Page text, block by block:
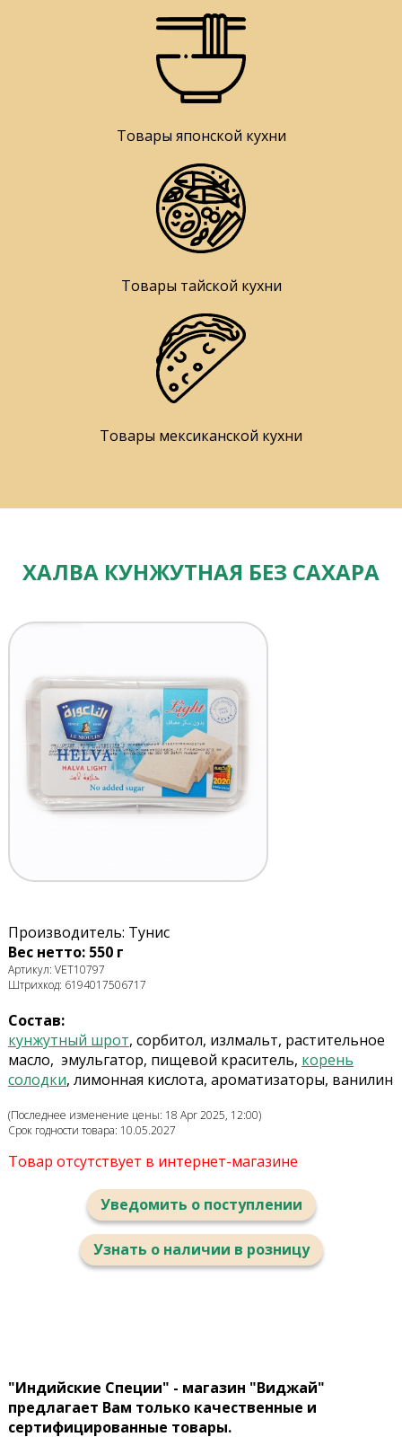
Товары японской кухни
Товары тайской кухни
Товары мексиканской кухни
ХАЛВА КУНЖУТНАЯ БЕЗ САХАРА
Производитель: Тунис
Вес нетто: 550 г
Артикул: VET10797
Штрихкод: 6194017506717
Состав:
кунжутный шрот, сорбитол, излмальт, растительное
масло, эмульгатор, пищевой краситель, корень
солодки, лимонная кислота, ароматизаторы, ванилин
(Последнее изменение цены: 18 Apr 2025, 12:00)
Срок годности товара: 10.05.2027
Товар отсутствует в интернет-магазине
Уведомить о поступлении
Узнать о наличии в розницу
"Индийские Специи" - магазин "Виджай"
предлагает Вам только качественные и
сертифицированные товары.